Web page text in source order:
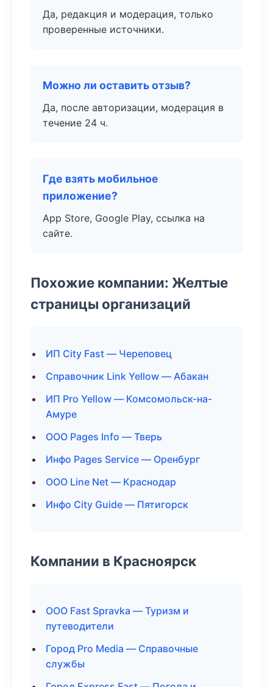
Да, редакция и модерация, только
проверенные источники.
Можно ли оставить отзыв?
Да, после авторизации, модерация в
течение 24 ч.
Где взять мобильное
приложение?
App Store, Google Play, ссылка на
сайте.
Похожие компании: Желтые
страницы организаций
ИП City Fast — Череповец
Справочник Link Yellow — Абакан
ИП Pro Yellow — Комсомольск-на-
Амуре
ООО Pages Info — Тверь
Инфо Pages Service — Оренбург
ООО Line Net — Краснодар
Инфо City Guide — Пятигорск
Компании в Красноярск
ООО Fast Spravka — Туризм и
путеводители
Город Pro Media — Справочные
службы